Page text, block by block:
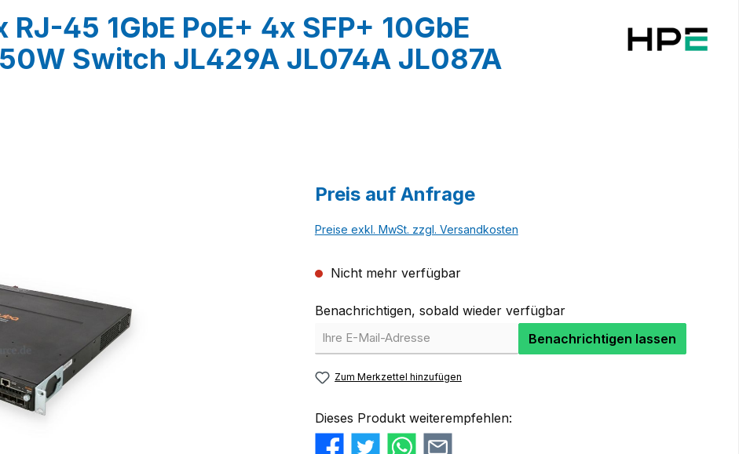
45 1GbE PoE+ 4x SFP+ 10GbE
Switch JL429A JL074A JL087A
Preis auf Anfrage
Preise exkl. MwSt. zzgl. Versandkosten
Nicht mehr verfügbar
Benachrichtigen, sobald wieder verfügbar
Benachrichtigen lassen
Zum Merkzettel hinzufügen
Dieses Produkt weiterempfehlen: